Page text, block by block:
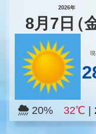
2026年
8月 7 日（
20% 32℃